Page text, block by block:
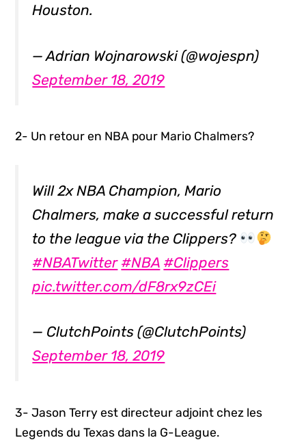
Houston.
— Adrian Wojnarowski (@wojespn)
September 18, 2019
2- Un retour en NBA pour Mario Chalmers?
Will 2x NBA Champion, Mario
Chalmers, make a successful return
to the league via the Clippers?
#NBATwitter #NBA #Clippers
pic.twitter.com/dF8rx9zCEi
— ClutchPoints (@ClutchPoints)
September 18, 2019
3- Jason Terry est directeur adjoint chez les
Legends du Texas dans la G-League.